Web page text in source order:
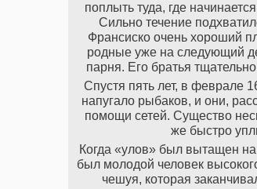
поплыть туда, где
Сильно течение
Франсиско очень хороший
родные уже на следующий
парня. Его братья
Спустя пять лет, в феврале
напугало рыбаков, и они,
помощи сетей. Существо
же быстро
Когда «улов» был вытащен
был молодой человек
чешуя, которая